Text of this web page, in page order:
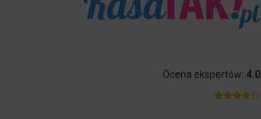
Ocena ekspertów: 4.0